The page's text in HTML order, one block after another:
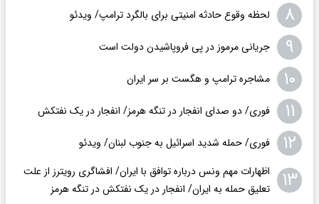
۸ لحظه وقوع حادثه امنیتی برای بالگرد ترامپ/ ویدئو
۹ جریانی مرموز در پی فروپاشیدن دولت است
۱۰ مشاجره ترامپ و هگست بر سر ایران
۱۱ فوری/ دو صدای انفجار در تنگه هرمز/ انفجار در یک نفتکش
۱۲ فوری/ حمله شدید اسرائیل به جنوب لبنان/ ویدئو
۱۳
اظهارات مهم ونس درباره توافق با ایران/ افشاگری رویترز از علت
تعلیق حمله به ایران/ انفجار در یک نفتکش در تنگه هرمز